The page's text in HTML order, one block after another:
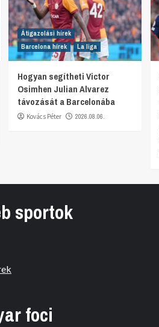
Átigazolási hírek
Barcelona hírek
La liga
Hogyan segítheti Victor
Osimhen Julian Alvarez
távozását a Barcelonába
Kovács Péter 2026.08.06.
sportok
foci